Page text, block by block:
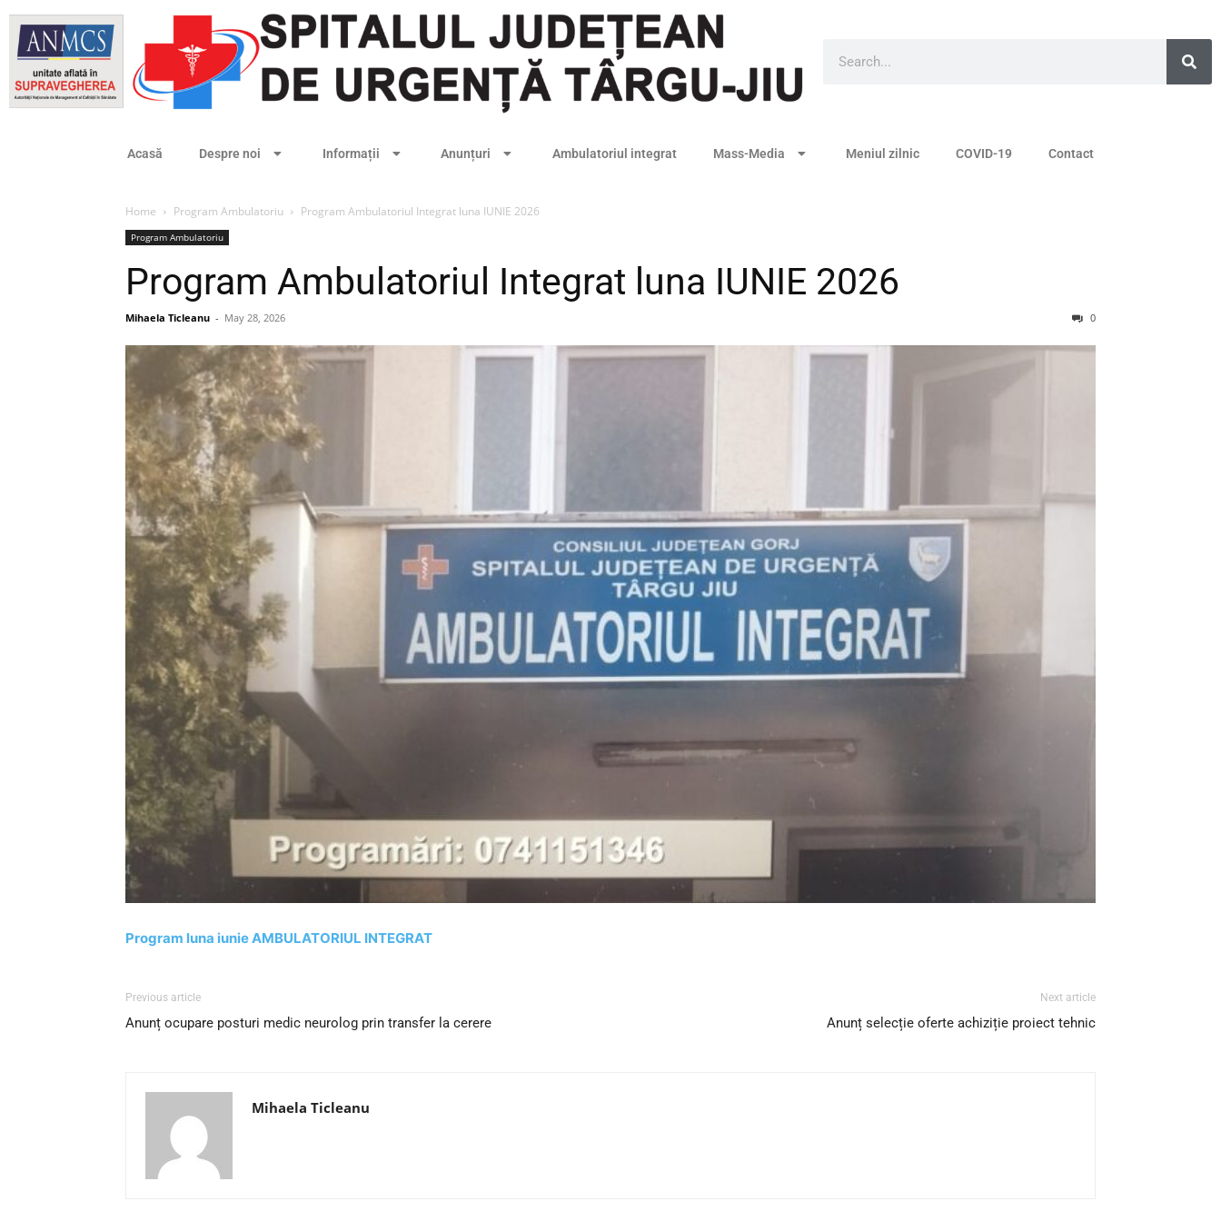
Acasă Despre noi Informații Anunțuri Ambulatoriul integrat Mass-Media Meniul zilnic COVID-19 Contact
Home Program Ambulatoriu Program Ambulatoriul Integrat luna IUNIE 2026
Program Ambulatoriu
Program Ambulatoriul Integrat luna IUNIE 2026
Mihaela Ticleanu - May 28, 2026 0
Program luna iunie AMBULATORIUL INTEGRAT
Previous article
Anunț ocupare posturi medic neurolog prin transfer la cerere
Next article
Anunț selecție oferte achiziție proiect tehnic
Mihaela Ticleanu